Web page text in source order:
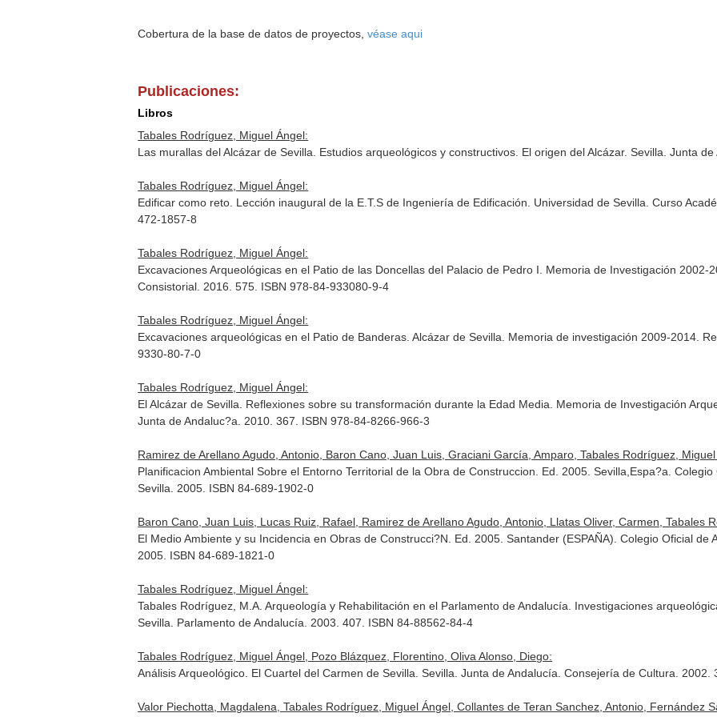
Cobertura de la base de datos de proyectos,véase aqui
Publicaciones:
Libros
Tabales Rodríguez, Miguel Ángel:
Las murallas del Alcázar de Sevilla. Estudios arqueológicos y constructivos. El origen del Alcázar. Sevilla. Junta
Tabales Rodríguez, Miguel Ángel:
Edificar como reto. Lección inaugural de la E.T.S de Ingeniería de Edificación. Universidad de Sevilla. Curso
472-1857-8
Tabales Rodríguez, Miguel Ángel:
Excavaciones Arqueológicas en el Patio de las Doncellas del Palacio de Pedro I. Memoria de Investigación 2002-
Consistorial. 2016. 575. ISBN 978-84-933080-9-4
Tabales Rodríguez, Miguel Ángel:
Excavaciones arqueológicas en el Patio de Banderas. Alcázar de Sevilla. Memoria de investigación 2009-2014.
9330-80-7-0
Tabales Rodríguez, Miguel Ángel:
El Alcázar de Sevilla. Reflexiones sobre su transformación durante la Edad Media. Memoria de Investigación
Junta de Andaluc?a. 2010. 367. ISBN 978-84-8266-966-3
Ramirez de Arellano Agudo, Antonio, Baron Cano, Juan Luis, Graciani García, Amparo, Tabales Rodríguez,
Planificacion Ambiental Sobre el Entorno Territorial de la Obra de Construccion. Ed. 2005. Sevilla,Espa?a.
Sevilla. 2005. ISBN 84-689-1902-0
Baron Cano, Juan Luis, Lucas Ruiz, Rafael, Ramirez de Arellano Agudo, Antonio, Llatas Oliver, Carmen, Tabales
El Medio Ambiente y su Incidencia en Obras de Construcci?N. Ed. 2005. Santander (ESPAÑA). Colegio Oficial de
2005. ISBN 84-689-1821-0
Tabales Rodríguez, Miguel Ángel:
Tabales Rodríguez, M.A. Arqueología y Rehabilitación en el Parlamento de Andalucía. Investigaciones
Sevilla. Parlamento de Andalucía. 2003. 407. ISBN 84-88562-84-4
Tabales Rodríguez, Miguel Ángel, Pozo Blázquez, Florentino, Oliva Alonso, Diego:
Análisis Arqueológico. El Cuartel del Carmen de Sevilla. Sevilla. Junta de Andalucía. Consejería de Cultura. 2002.
Valor Piechotta, Magdalena, Tabales Rodríguez, Miguel Ángel, Collantes de Teran Sanchez, Antonio, Fernández